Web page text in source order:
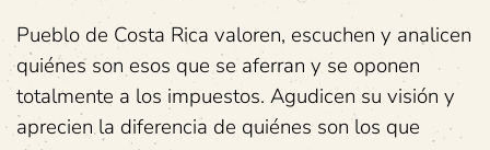
Pueblo de Costa Rica valoren, escuchen y analicen
quiénes son esos que se aferran y se oponen
totalmente a los impuestos. Agudicen su visión y
aprecien la diferencia de quiénes son los que